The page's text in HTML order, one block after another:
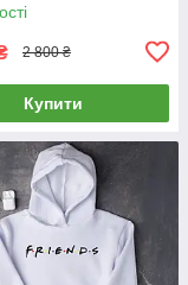
2 800 ₴
Купити